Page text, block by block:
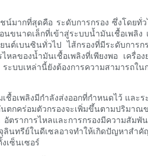
มากที่สุดคือ ระดับการกรอง ซึ่งโดย
นาดเล็กที่เข้าสู่ระบบน้ำมันเชื้อเพลิ
นต์เบนซินทั่วไป ไส้กรองที่มีระดับกา
ของน้ำมันเชื้อเพลิงที่เพียงพอ เครื่
ะบบเหล่านี้ยังต้องการความสามารถ
อเพลิงมีกำลังส่งออกที่กำหนดไว้ แล
ตกคร่อมตัวกรองจะเพิ่มขึ้นตามปริม
ตราการไหลและการกรองมีความสั
ลินทรีย์ในดีเซลอาจทำให้เกิดปัญหา
เซ็นเซอร์